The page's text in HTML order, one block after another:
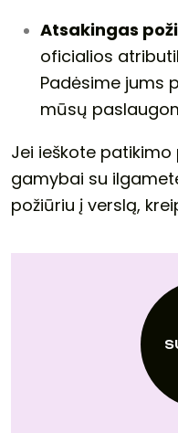
Atsakingas
oficialios
Padėsime jums
mūsų
Jei ieškote
gamybai su
požiūriu į verslą,